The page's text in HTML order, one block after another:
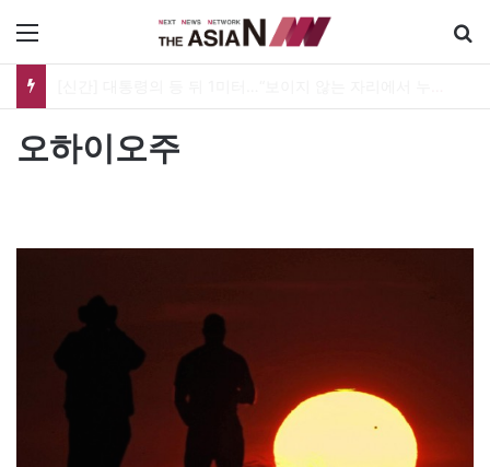
오하이오주